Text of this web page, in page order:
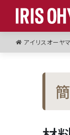
アイリスオーヤマ